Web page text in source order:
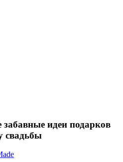
идеи подарков
свадьбы